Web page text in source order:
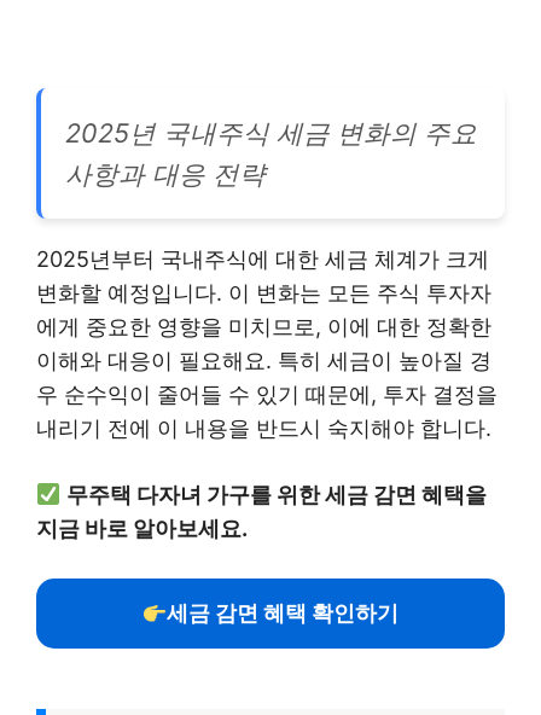
2025년 국내주식 세금 변화의 주요
사항과 대응 전략
2025년부터 국내주식에 대한 세금 체계가 크게
변화할 예정입니다. 이 변화는 모든 주식 투자자
에게 중요한 영향을 미치므로, 이에 대한 정확한
이해와 대응이 필요해요. 특히 세금이 높아질 경
우 순수익이 줄어들 수 있기 때문에, 투자 결정을
내리기 전에 이 내용을 반드시 숙지해야 합니다.
무주택 다자녀 가구를 위한 세금 감면 혜택을
지금 바로 알아보세요.
세금 감면 혜택 확인하기